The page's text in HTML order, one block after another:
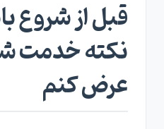
قبل از شروع
نکته خدمت
عرض کنم